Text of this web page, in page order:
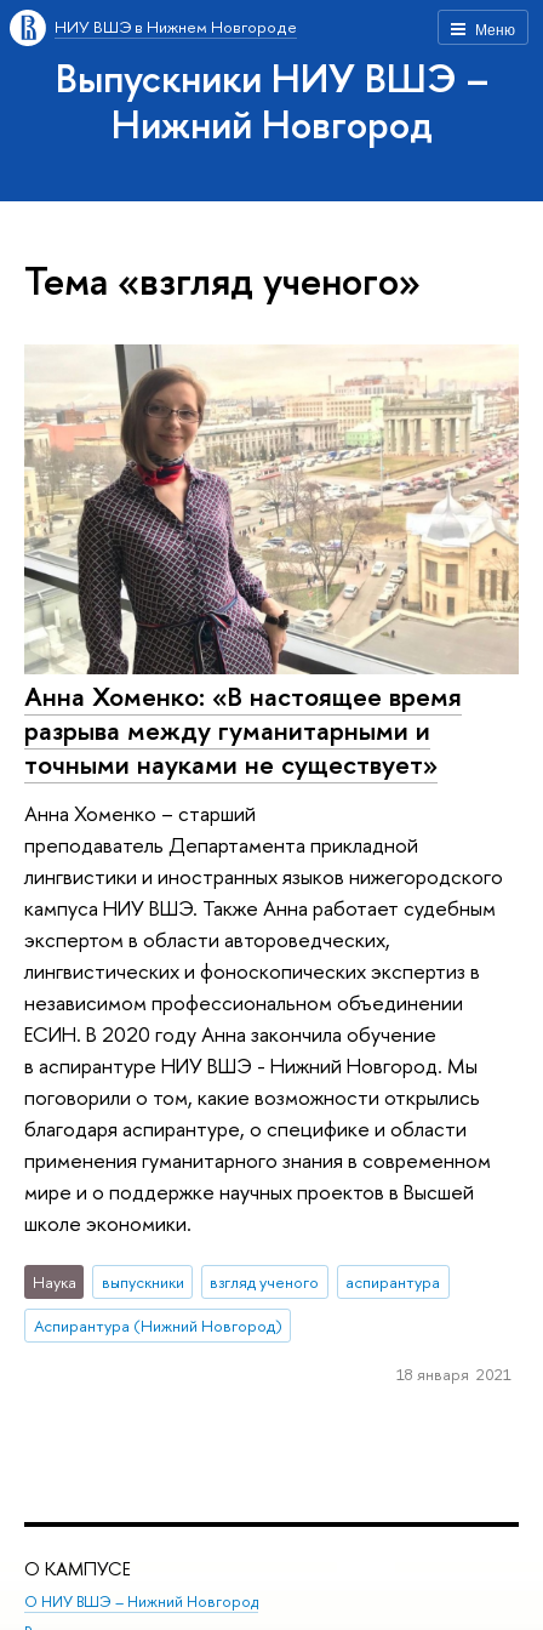
Меню
НИУ ВШЭ в Нижнем Новгороде
Выпускники НИУ ВШЭ –
Нижний Новгород
Тема «взгляд ученого»
Анна Хоменко: «В настоящее время
разрыва между гуманитарными и
точными науками не существует»
Анна Хоменко – старший
преподаватель Департамента прикладной
лингвистики и иностранных языков нижегородского
кампуса НИУ ВШЭ. Также Анна работает судебным
экспертом в области автороведческих,
лингвистических и фоноскопических экспертиз в
независимом профессиональном объединении
ЕСИН. В 2020 году Анна закончила обучение
в аспирантуре НИУ ВШЭ - Нижний Новгород. Мы
поговорили о том, какие возможности открылись
благодаря аспирантуре, о специфике и области
применения гуманитарного знания в современном
мире и о поддержке научных проектов в Высшей
школе экономики.
Наука выпускники взгляд ученого
аспирантура
Аспирантура (Нижний Новгород)
18 января 2021
О КАМПУСЕ
О НИУ ВШЭ – Нижний Новгород